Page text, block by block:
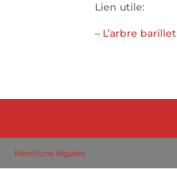
Lien utile:
– L’arbre barillet
Mentions légales